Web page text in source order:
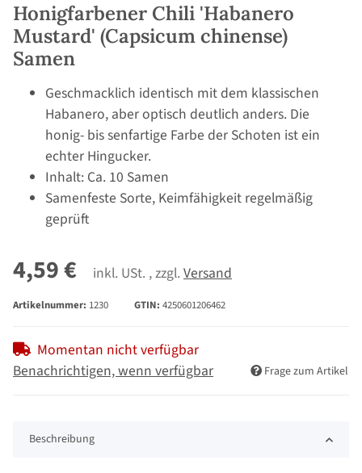
Honigfarbener Chili 'Habanero
Mustard' (Capsicum chinense)
Samen
Geschmacklich identisch mit dem klassischen
Habanero, aber optisch deutlich anders. Die
honig- bis senfartige Farbe der Schoten ist ein
echter Hingucker.
Inhalt: Ca. 10 Samen
Samenfeste Sorte, Keimfähigkeit regelmäßig
geprüft
4,59 € inkl. USt. , zzgl. Versand
Artikelnummer: 1230 GTIN: 4250601206462
Momentan nicht verfügbar
Benachrichtigen, wenn verfügbar
Frage zum Artikel
Beschreibung